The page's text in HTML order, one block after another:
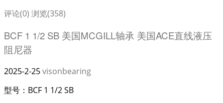
评论(0) 浏览(358)
BCF 1 1/2 SB 美国MCGILL轴承 美国ACE直线液压
阻尼器
2025-2-25visonbearing
型号：BCF 1 1/2 SB